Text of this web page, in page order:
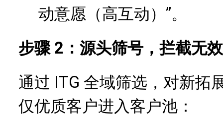
动意愿（高互动）”。
步骤 2：源头筛号，拦截无
通过 ITG 全域筛选，对新拓
仅优质客户进入客户池：